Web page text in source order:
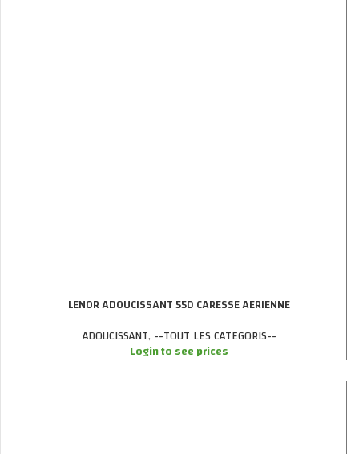
LENOR ADOUCISSANT 55D CARESSE AERIENNE
ADOUCISSANT, --TOUT LES CATEGORIS--
Login to see prices